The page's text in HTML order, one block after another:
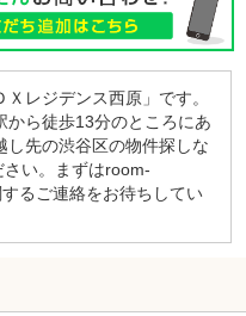
レジデンス西原」です。
から徒歩13分のところにあ
し先の渋谷区の物件探しな
い。まずはroom-
るご連絡をお待ちしてい